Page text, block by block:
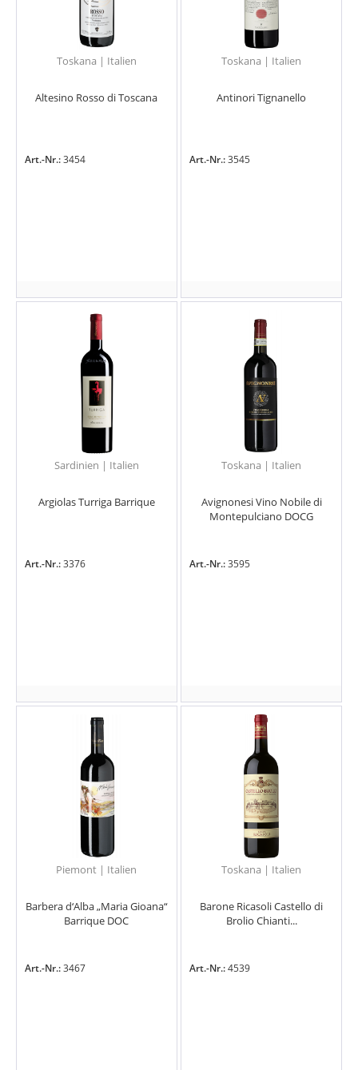
Toskana | Italien
Altesino Rosso di Toscana
Art.-Nr.:3454
Toskana | Italien
Antinori Tignanello
Art.-Nr.:3545
Sardinien | Italien
Argiolas Turriga Barrique
Art.-Nr.:3376
Toskana | Italien
Avignonesi Vino Nobile di
Montepulciano DOCG
Art.-Nr.:3595
Piemont | Italien
Barbera d‘Alba „Maria Gioana“
Barrique DOC
Art.-Nr.:3467
Toskana | Italien
Barone Ricasoli Castello di
Brolio Chianti...
Art.-Nr.:4539